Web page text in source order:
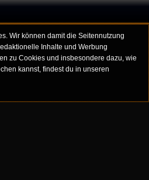
Wir können damit die Seitennutzung
Inhalte und Werbung
zu Cookies und insbesondere dazu, wie
kannst, findest du in unseren